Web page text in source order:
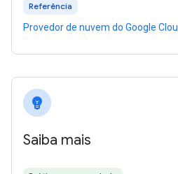
Referência
Provedor de nuvem do Google
emoji_objects
Saiba mais